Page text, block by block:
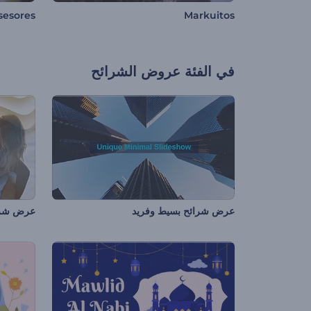
Markuitos
في الفئة عروض الشرائح
عرض شرائح بسيط وفريد عرض